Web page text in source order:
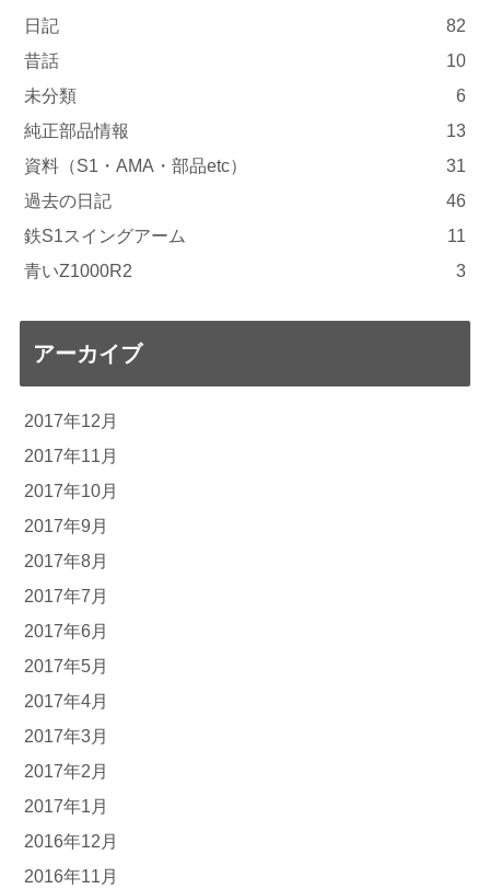
日記
82
昔話
10
未分類
6
純正部品情報
13
資料（S1・AMA・部品etc）
31
過去の日記
46
鉄S1スイングアーム
11
青いZ1000R2
3
アーカイブ
2017年12月
2017年11月
2017年10月
2017年9月
2017年8月
2017年7月
2017年6月
2017年5月
2017年4月
2017年3月
2017年2月
2017年1月
2016年12月
2016年11月